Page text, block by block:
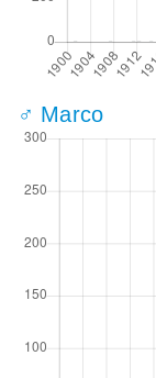
♂ Marco